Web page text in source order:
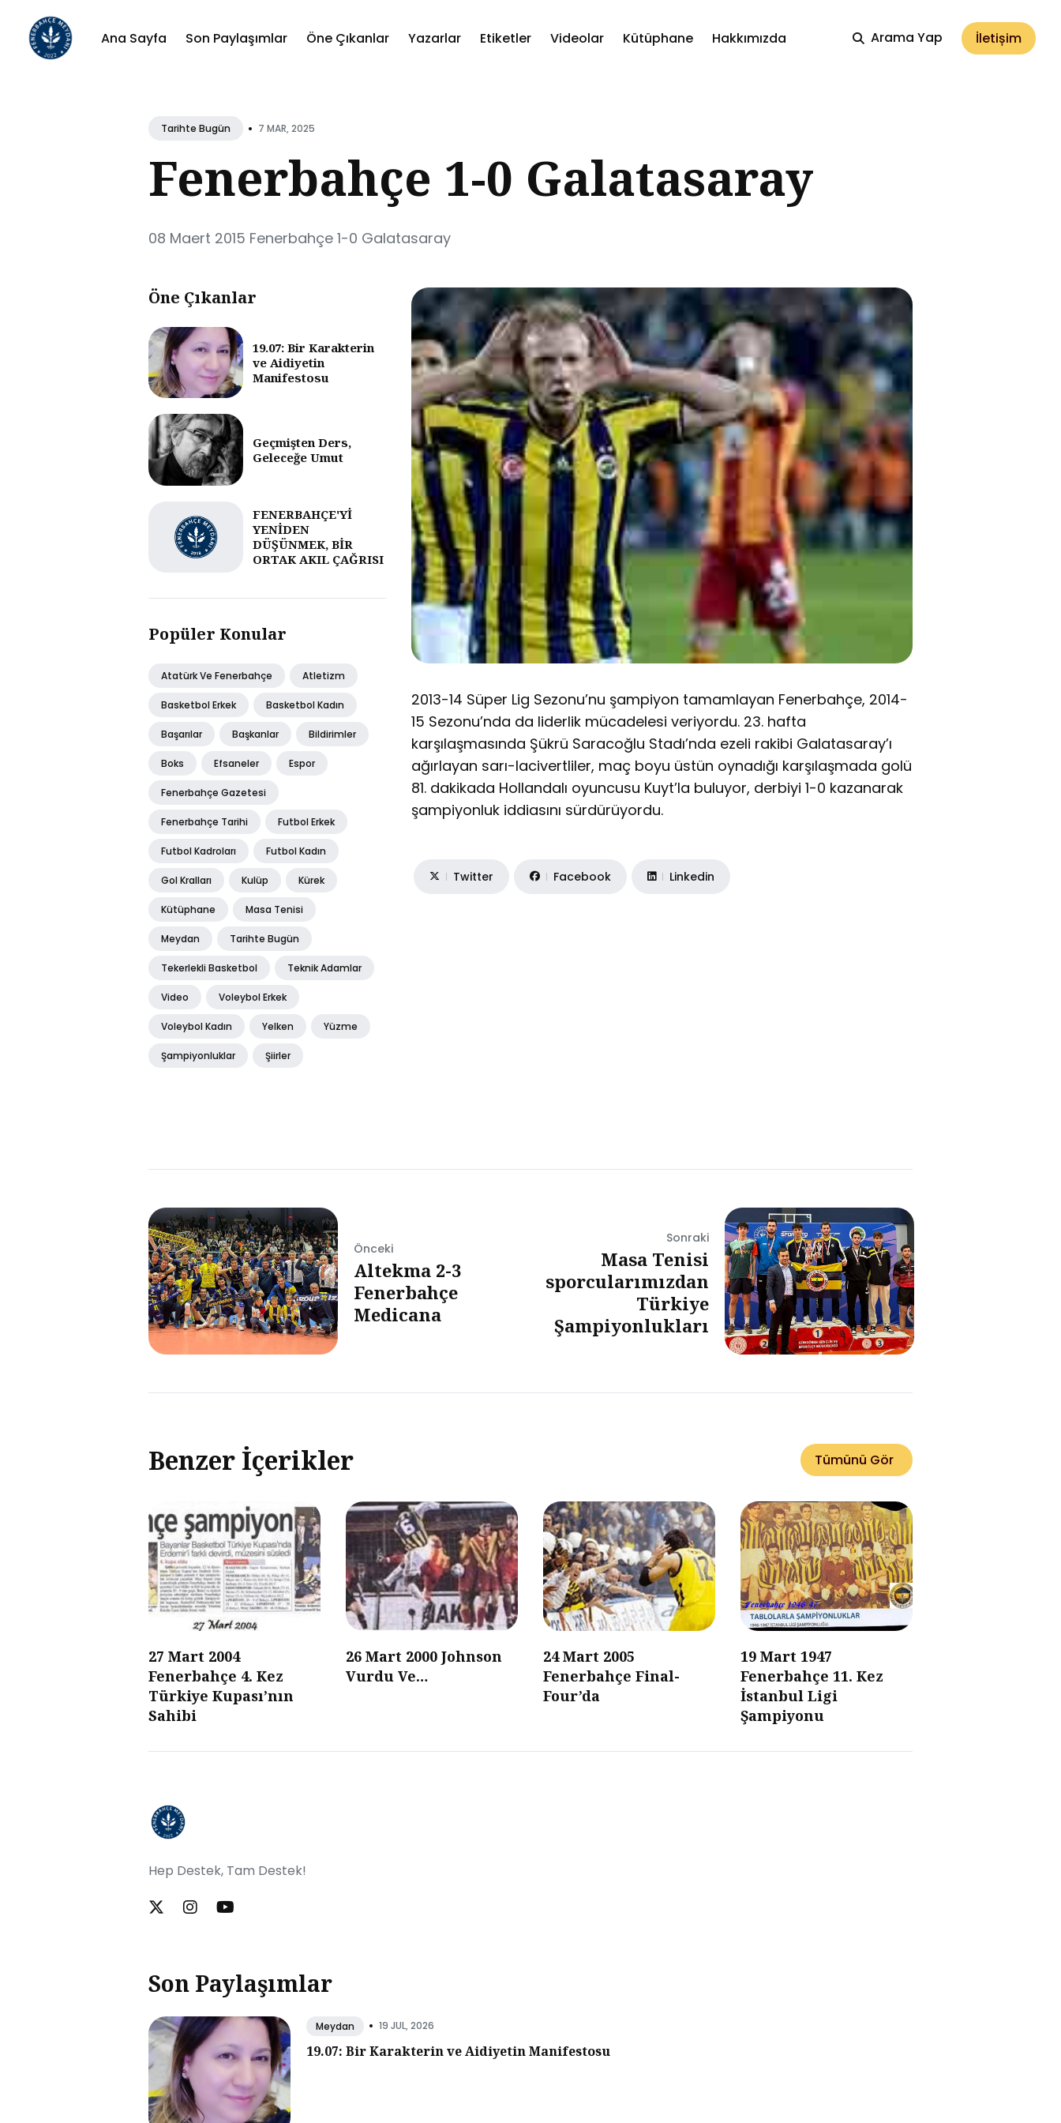
Ana Sayfa Son Paylaşımlar Öne Çıkanlar Yazarlar Etiketler Videolar Kütüphane Hakkımızda Arama Yap İletișim
Tarihte Bugün • 7 MAR, 2025
Fenerbahçe 1-0 Galatasaray
08 Maert 2015 Fenerbahçe 1-0 Galatasaray
Öne Çıkanlar
19.07: Bir Karakterin
ve Aidiyetin
Manifestosu
Geçmişten Ders,
Geleceğe Umut
FENERBAHÇE'Yİ
YENİDEN
DÜŞÜNMEK, BİR
ORTAK AKIL ÇAĞRISI
Popüler Konular
Atatürk Ve Fenerbahçe Atletizm
Basketbol Erkek Basketbol Kadın
Başarılar Başkanlar Bildirimler
Boks Efsaneler Espor
Fenerbahçe Gazetesi
Fenerbahçe Tarihi Futbol Erkek
Futbol Kadroları Futbol Kadın
Gol Kralları Kulüp Kürek
Kütüphane Masa Tenisi
Meydan Tarihte Bugün
Tekerlekli Basketbol Teknik Adamlar
Video Voleybol Erkek
Voleybol Kadın Yelken Yüzme
Şampiyonluklar Şiirler
2013-14 Süper Lig Sezonu’nu şampiyon tamamlayan Fenerbahçe, 2014-
15 Sezonu’nda da liderlik mücadelesi veriyordu. 23. hafta
karşılaşmasında Şükrü Saracoğlu Stadı’nda ezeli rakibi Galatasaray’ı
ağırlayan sarı-lacivertliler, maç boyu üstün oynadığı karşılaşmada golü
81. dakikada Hollandalı oyuncusu Kuyt’la buluyor, derbiyi 1-0 kazanarak
şampiyonluk iddiasını sürdürüyordu.
Twitter Facebook Linkedin
Önceki
Altekma 2-3
Fenerbahçe
Medicana
Sonraki
Masa Tenisi
sporcularımızdan
Türkiye
Şampiyonlukları
Benzer İçerikler Tümünü Gör
27 Mart 2004
Fenerbahçe 4. Kez
Türkiye Kupası’nın
Sahibi
26 Mart 2000 Johnson
Vurdu Ve…
24 Mart 2005
Fenerbahçe Final-
Four’da
19 Mart 1947
Fenerbahçe 11. Kez
İstanbul Ligi
Şampiyonu
Hep Destek, Tam Destek!
Son Paylaşımlar
Meydan • 19 JUL, 2026
19.07: Bir Karakterin ve Aidiyetin Manifestosu